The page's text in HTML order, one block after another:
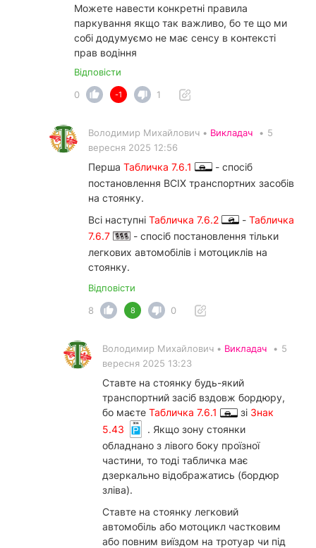
Можете навести конкретні правила
паркування якщо так важливо, бо те що ми
собі додумуємо не має сенсу в контексті
прав водіння
Відповісти
0
-1 1
Володимир Михайлович • Викладач • 5
вересня 2025 12:56
Перша Табличка 7.6.1
- спосіб
постановлення ВСІХ транспортних засобів
на стоянку.
Всі наступні Табличка 7.6.2 - Табличка
7.6.7
- спосіб постановлення тільки
легкових автомобілів і мотоциклів на
стоянку.
Відповісти
8
8 0
Володимир Михайлович • Викладач • 5
вересня 2025 13:23
Ставте на стоянку будь-який
транспортний засіб вздовж бордюру,
бо маєте Табличка 7.6.1 зі Знак
5.43
. Якщо зону стоянки
обладнано з лівого боку проїзної
частини, то тоді табличка має
дзеркально відображатись (бордюр
зліва).
Ставте на стоянку легковий
автомобіль або мотоцикл частковим
або повним виїздом на тротуар чи під